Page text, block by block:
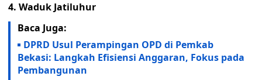
4. Waduk Jatiluhur
Baca Juga:
DPRD Usul Perampingan OPD di Pemkab
Bekasi: Langkah Efisiensi Anggaran, Fokus pada
Pembangunan